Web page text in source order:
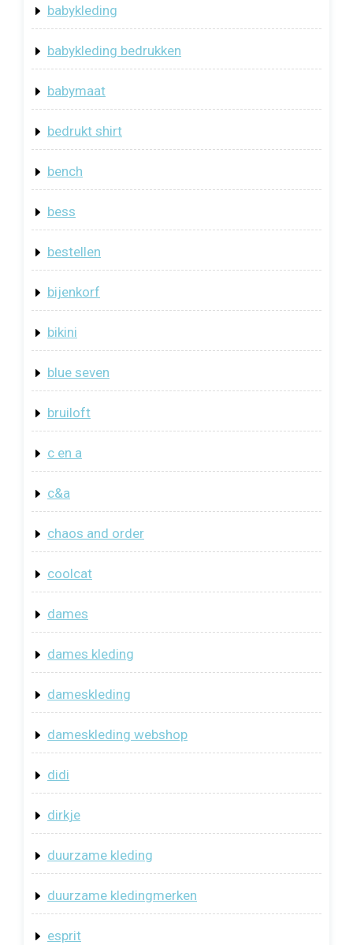
babykleding
babykleding bedrukken
babymaat
bedrukt shirt
bench
bess
bestellen
bijenkorf
bikini
blue seven
bruiloft
c en a
c&a
chaos and order
coolcat
dames
dames kleding
dameskleding
dameskleding webshop
didi
dirkje
duurzame kleding
duurzame kledingmerken
esprit